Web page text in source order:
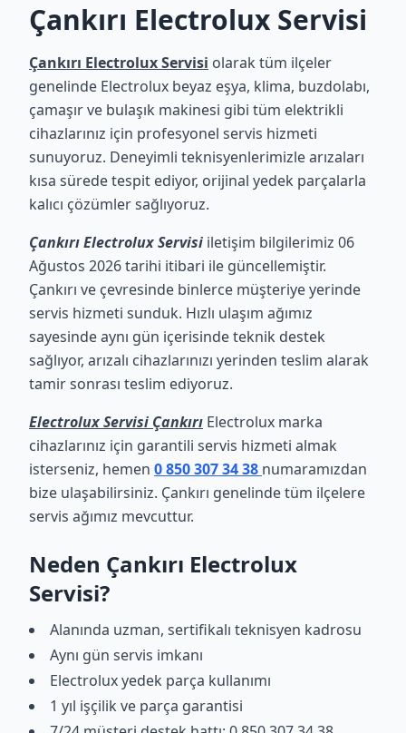
Çankırı Electrolux Servisi
Çankırı Electrolux Servisi olarak tüm ilçeler
genelinde Electrolux beyaz eşya, klima, buzdolabı,
çamaşır ve bulaşık makinesi gibi tüm elektrikli
cihazlarınız için profesyonel servis hizmeti
sunuyoruz. Deneyimli teknisyenlerimizle arızaları
kısa sürede tespit ediyor, orijinal yedek parçalarla
kalıcı çözümler sağlıyoruz.
Çankırı Electrolux Servisi iletişim bilgilerimiz 06
Ağustos 2026 tarihi itibari ile güncellemiştir.
Çankırı ve çevresinde binlerce müşteriye yerinde
servis hizmeti sunduk. Hızlı ulaşım ağımız
sayesinde aynı gün içerisinde teknik destek
sağlıyor, arızalı cihazlarınızı yerinden teslim alarak
tamir sonrası teslim ediyoruz.
Electrolux Servisi Çankırı Electrolux marka
cihazlarınız için garantili servis hizmeti almak
isterseniz, hemen 0 850 307 34 38 numaramızdan
bize ulaşabilirsiniz. Çankırı genelinde tüm ilçelere
servis ağımız mevcuttur.
Neden Çankırı Electrolux
Servisi?
Alanında uzman, sertifikalı teknisyen kadrosu
Aynı gün servis imkanı
Electrolux yedek parça kullanımı
1 yıl işçilik ve parça garantisi